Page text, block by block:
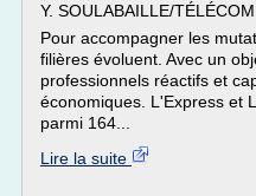
Y. SOULABAILLE/
Pour accompagner les
filières évoluent. Avec un
professionnels réactifs et
économiques. L'Express et
parmi 164...
Lire la suite